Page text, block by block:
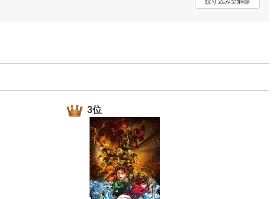
動画配信ガイド
チケット
エンタメニュース
3位